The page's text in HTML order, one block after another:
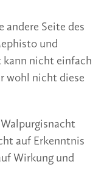
andere Seite des
und
kann nicht einfach
wohl nicht diese
auf Erkenntnis
Wirkung und